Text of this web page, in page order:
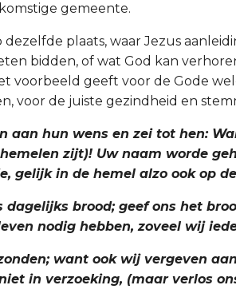
gemeente.
dezelfde plaats, waar Jezus
bidden, of wat God kan
voorbeeld geeft voor de Gode
voor de juiste gezindheid en
aan hun wens en zei tot hen:
zijt)! Uw naam worde
gelijk in de hemel alzo ook op
dagelijks brood; geef ons het
nodig hebben, zoveel wij
want ook wij vergeven
in verzoeking, (maar verlos